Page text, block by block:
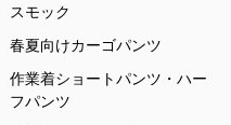
スモック
春夏向けカーゴパンツ
作業着ショートパンツ・ハー
フパンツ